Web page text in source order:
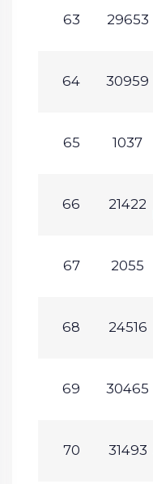
63 29653
64 30959
65 1037
66 21422
67 2055
68 24516
69 30465
70 31493